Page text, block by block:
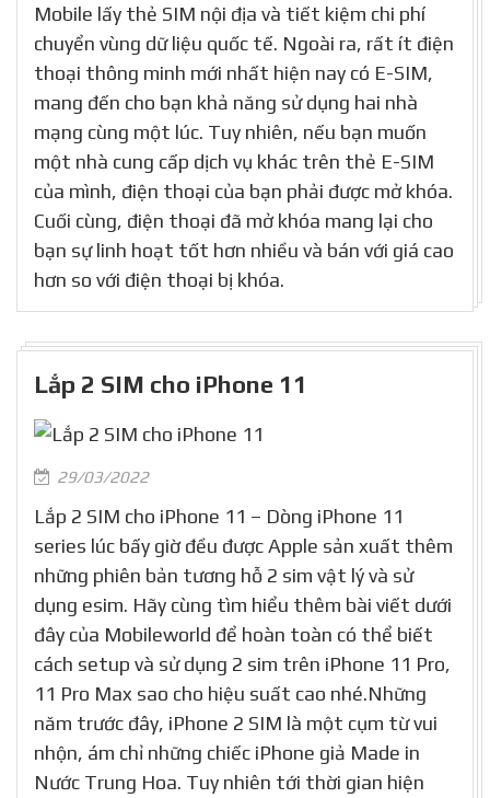
Mobile lấy thẻ SIM nội địa và tiết kiệm chi phí
chuyển vùng dữ liệu quốc tế. Ngoài ra, rất ít điện
thoại thông minh mới nhất hiện nay có E-SIM,
mang đến cho bạn khả năng sử dụng hai nhà
mạng cùng một lúc. Tuy nhiên, nếu bạn muốn
một nhà cung cấp dịch vụ khác trên thẻ E-SIM
của mình, điện thoại của bạn phải được mở khóa.
Cuối cùng, điện thoại đã mở khóa mang lại cho
bạn sự linh hoạt tốt hơn nhiều và bán với giá cao
hơn so với điện thoại bị khóa.
Lắp 2 SIM cho iPhone 11
29/03/2022
Lắp 2 SIM cho iPhone 11 – Dòng iPhone 11
series lúc bấy giờ đều được Apple sản xuất thêm
những phiên bản tương hỗ 2 sim vật lý và sử
dụng esim. Hãy cùng tìm hiểu thêm bài viết dưới
đây của Mobileworld để hoàn toàn có thể biết
cách setup và sử dụng 2 sim trên iPhone 11 Pro,
11 Pro Max sao cho hiệu suất cao nhé.Những
năm trước đây, iPhone 2 SIM là một cụm từ vui
nhộn, ám chỉ những chiếc iPhone giả Made in
Nước Trung Hoa. Tuy nhiên tới thời gian hiện